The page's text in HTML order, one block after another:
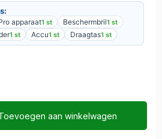
apparaat1 st Beschermbril1 st
1 st Accu1 st Draagtas1 st
aan winkelwagen